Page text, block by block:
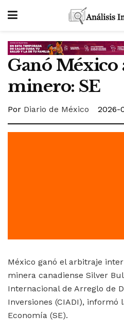
Ganó México
minero: SE
Por Diario de México 2026-
México ganó el arbitraje
minera canadiense Silver
Internacional de Arreglo de
Inversiones (CIADI), informó
Economía (SE).